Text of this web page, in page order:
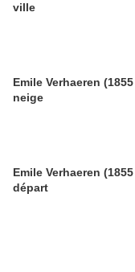
ville
Emile Verhaeren
neige
Emile Verhaeren
départ